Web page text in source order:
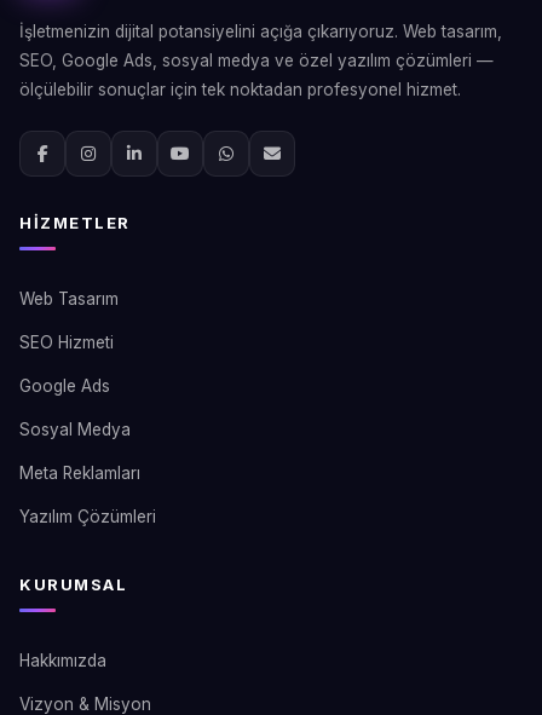
İşletmenizin dijital potansiyelini açığa çıkarıyoruz. Web tasarım,
SEO, Google Ads, sosyal medya ve özel yazılım çözümleri —
ölçülebilir sonuçlar için tek noktadan profesyonel hizmet.
HIZMETLER
Web Tasarım
SEO Hizmeti
Google Ads
Sosyal Medya
Meta Reklamları
Yazılım Çözümleri
KURUMSAL
Hakkımızda
Vizyon & Misyon